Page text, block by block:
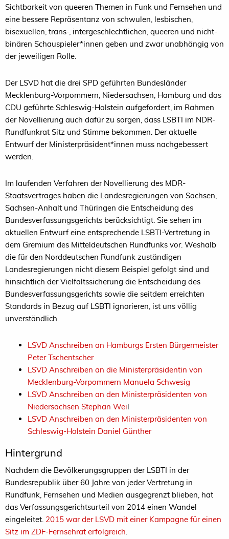
Sichtbarkeit von queeren Themen in Funk und Fernsehen und
eine bessere Repräsentanz von schwulen, lesbischen,
bisexuellen, trans-, intergeschlechtlichen, queeren und nicht-
binären Schauspieler*innen geben und zwar unabhängig von
der jeweiligen Rolle.
Der LSVD hat die drei SPD geführten Bundesländer
Mecklenburg-Vorpommern, Niedersachsen, Hamburg und das
CDU geführte Schleswig-Holstein aufgefordert, im Rahmen
der Novellierung auch dafür zu sorgen, dass LSBTI im NDR-
Rundfunkrat Sitz und Stimme bekommen. Der aktuelle
Entwurf der Ministerpräsident*innen muss nachgebessert
werden.
Im laufenden Verfahren der Novellierung des MDR-
Staatsvertrages haben die Landesregierungen von Sachsen,
Sachsen-Anhalt und Thüringen die Entscheidung des
Bundesverfassungsgerichts berücksichtigt. Sie sehen im
aktuellen Entwurf eine entsprechende LSBTI-Vertretung in
dem Gremium des Mitteldeutschen Rundfunks vor. Weshalb
die für den Norddeutschen Rundfunk zuständigen
Landesregierungen nicht diesem Beispiel gefolgt sind und
hinsichtlich der Vielfaltssicherung die Entscheidung des
Bundesverfassungsgerichts sowie die seitdem erreichten
Standards in Bezug auf LSBTI ignorieren, ist uns völlig
unverständlich.
LSVD Anschreiben an Hamburgs Ersten Bürgermeister
Peter Tschentscher
LSVD Anschreiben an die Ministerpräsidentin von
Mecklenburg-Vorpommern Manuela Schwesig
LSVD Anschreiben an den Ministerpräsidenten von
Niedersachsen Stephan Weil
LSVD Anschreiben an den Ministerpräsidenten von
Schleswig-Holstein Daniel Günther
Hintergrund
Nachdem die Bevölkerungsgruppen der LSBTI in der
Bundesrepublik über 60 Jahre von jeder Vertretung in
Rundfunk, Fernsehen und Medien ausgegrenzt blieben, hat
das Verfassungsgerichtsurteil von 2014 einen Wandel
eingeleitet. 2015 war der LSVD mit einer Kampagne für einen
Sitz im ZDF-Fernsehrat erfolgreich.